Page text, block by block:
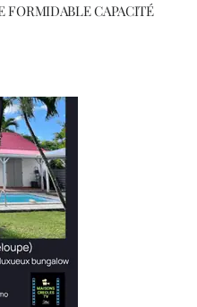
FORMIDABLE CAPACITÉ